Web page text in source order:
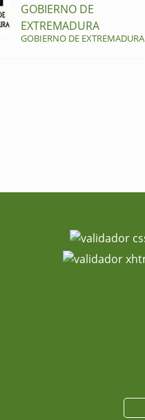
GOBIERNO DE
EXTREMADURA
GOBIERNO DE EXTREMADURA